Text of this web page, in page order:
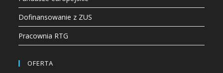
Dofinansowanie z ZUS
Pracownia RTG
OFERTA